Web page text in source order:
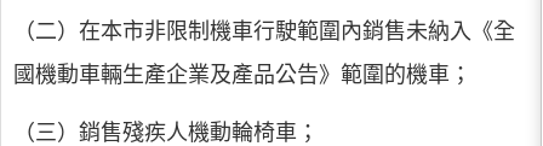
（二）在本市非限制機車行駛範圍內銷售未納入《全
國機動車輛生產企業及產品公告》範圍的機車；
（三）銷售殘疾人機動輪椅車；